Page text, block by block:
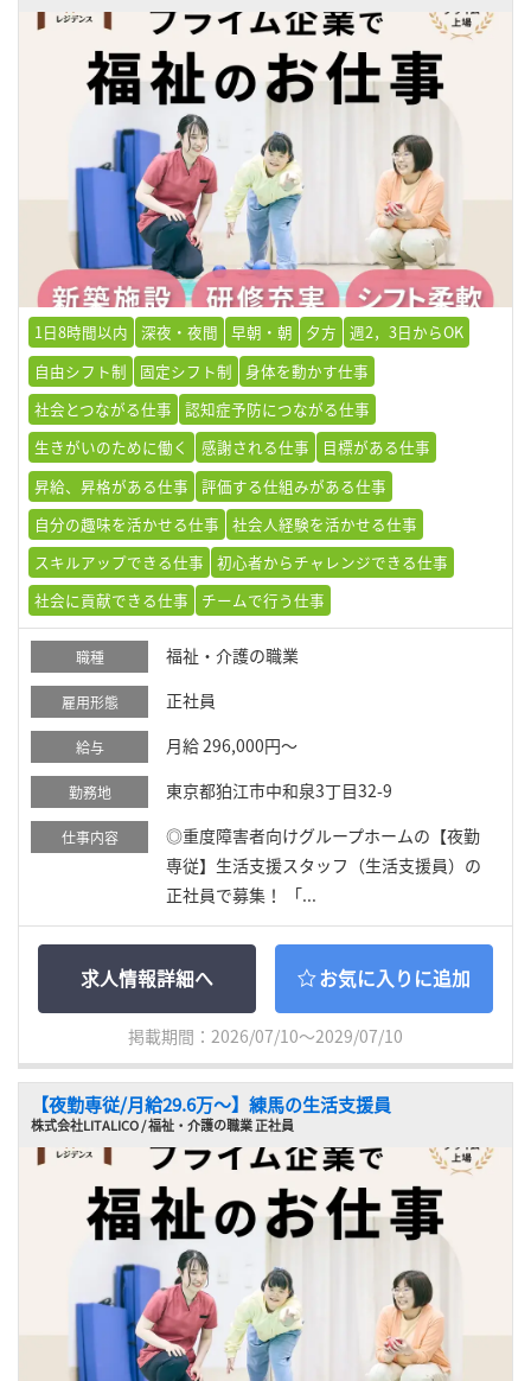
1日8時間以内 深夜・夜間 早朝・朝 夕方
週2，3日からOK
自由シフト制
固定シフト制
身体を動かす仕事
社会とつながる仕事
認知症予防につながる仕事
生きがいのために働く
感謝される仕事
目標がある仕事
昇給、昇格がある仕事
評価する仕組みがある仕事
自分の趣味を活かせる仕事
社会人経験を活かせる仕事
スキルアップできる仕事
初心者からチャレンジできる仕事
社会に貢献できる仕事
チームで行う仕事
職種 福祉・介護の職業
雇用形態 正社員
給与 月給 296,000円～
勤務地 東京都狛江市中和泉3丁目32-9
仕事内容
◎重度障害者向けグループホームの【夜勤
専従】生活支援スタッフ（生活支援員）の
正社員で募集！ 「...
求人情報詳細へ お気に入りに追加
掲載期間：2026/07/10～2029/07/10
【夜勤専従/月給29.6万〜】練馬の生活支援員
株式会社LITALICO / 福祉・介護の職業 正社員